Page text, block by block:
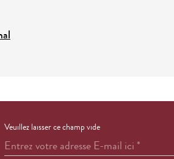
Veuillez laisser ce champ vide
Entrez votre adresse E-mail ici*